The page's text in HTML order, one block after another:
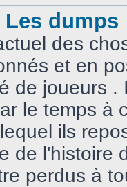
dumps
des
et en
de joueurs .
le temps à
ils
de l'histoire
perdus à